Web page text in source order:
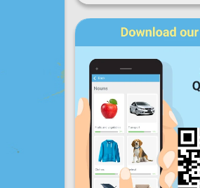
Progress
T
S
Dienas progress